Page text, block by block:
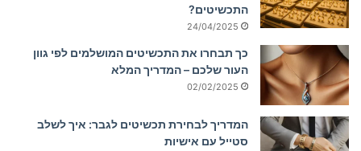
התכשיטים?
24/04/2025
כך תבחרו את התכשיטים המושלמים לפי גוון
העור שלכם – המדריך המלא
02/02/2025
המדריך לבחירת תכשיטים לגבר: איך לשלב
סטייל עם אישיות